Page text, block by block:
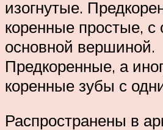
изогнутые.
коренные простые, с
основной вершиной.
Предкоренные, а
коренные зубы с
Распространены в